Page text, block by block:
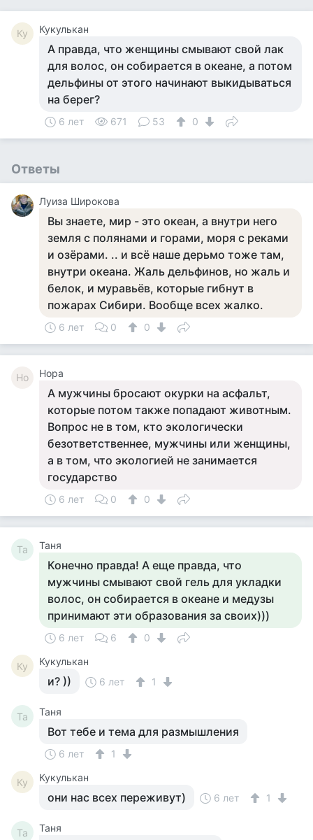
Ку Кукулькан
А правда, что женщины смывают свой лак
для волос, он собирается в океане, а потом
дельфины от этого начинают выкидываться
на берег?
6 лет 671 53 0
Ответы
Луиза Широкова
Вы знаете, мир - это океан, а внутри него
земля с полянами и горами, моря с реками
и озёрами. .. и всё наше дерьмо тоже там,
внутри океана. Жаль дельфинов, но жаль и
белок, и муравьёв, которые гибнут в
пожарах Сибири. Вообще всех жалко.
6 лет 0 0
Но Нора
А мужчины бросают окурки на асфальт,
которые потом также попадают животным.
Вопрос не в том, кто экологически
безответственнее, мужчины или женщины,
а в том, что экологией не занимается
государство
6 лет 0 0
Та Таня
Конечно правда! А еще правда, что
мужчины смывают свой гель для укладки
волос, он собирается в океане и медузы
принимают эти образования за своих)))
6 лет 6 0
Ку Кукулькан
и? )) 6 лет 1
Та Таня
Вот тебе и тема для размышления
6 лет 1
Ку Кукулькан
они нас всех переживут) 6 лет 1
Та Таня